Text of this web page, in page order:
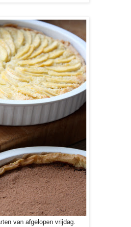
van afgelopen vrijdag.